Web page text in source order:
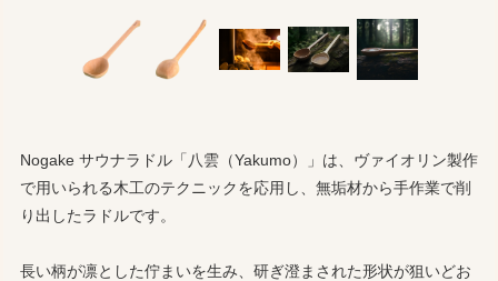
Nogake サウナラドル「八雲（Yakumo）」は、ヴァイオリン製作
で用いられる木工のテクニックを応用し、無垢材から手作業で削
り出したラドルです。
長い柄が凛とした佇まいを生み、研ぎ澄まされた形状が狙いどお